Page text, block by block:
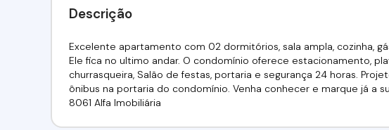
Descrição
Excelente apartamento com 02 dormitórios, sala ampla, cozinha,
Ele fica no ultimo andar. O condomínio oferece estacionamento,
churrasqueira, Salão de festas, portaria e segurança 24 horas.
ônibus na portaria do condomínio. Venha conhecer e marque já a
8061 Alfa Imobiliária